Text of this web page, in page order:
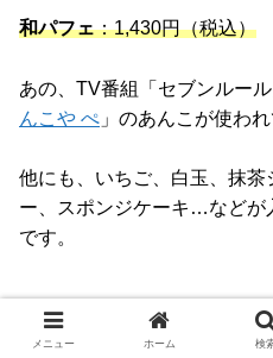
和パフェ：1,430円（税込）
あの、TV番組「セブンルー
んこや ぺ 」のあんこが使われ
他にも、いちご、白玉、抹茶
ー、スポンジケーキ…などが
です。
メニュー ホーム 検